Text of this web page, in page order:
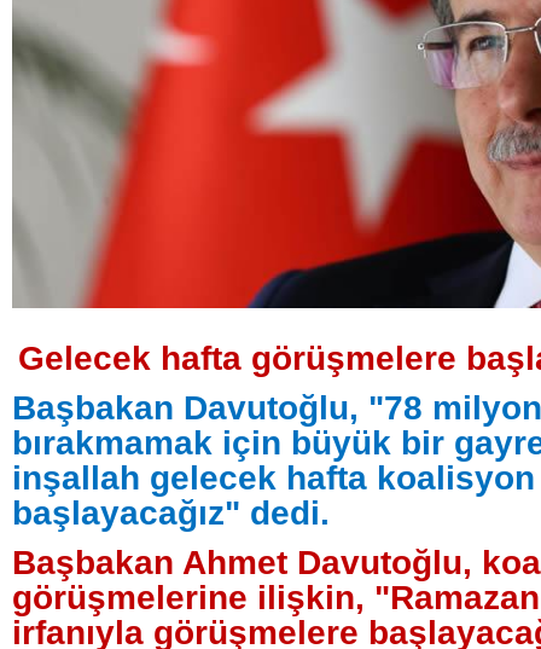
Gelecek hafta görüşmelere
Başbakan Davutoğlu, "78
bırakmamak için büyük bir
inşallah gelecek hafta
başlayacağız" dedi.
Başbakan Ahmet Davutoğlu,
görüşmelerine ilişkin,
irfanıyla görüşmelere